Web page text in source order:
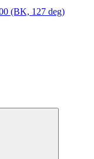
(BK, 127 deg)